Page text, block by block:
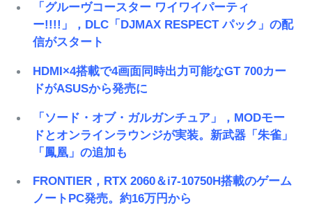
「グルーヴコースター ワイワイパーティ
ー!!!!」，DLC「DJMAX RESPECT パック」の配
信がスタート
HDMI×4搭載で4画面同時出力可能なGT 700カー
ドがASUSから発売に
「ソード・オブ・ガルガンチュア」，MODモー
ドとオンラインラウンジが実装。新武器「朱雀」
「鳳凰」の追加も
FRONTIER，RTX 2060＆i7-10750H搭載のゲーム
ノートPC発売。約16万円から